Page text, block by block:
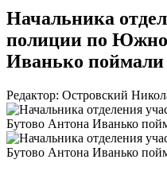
Начальника
полиции по
Иванько поймали
Редактор: Островский